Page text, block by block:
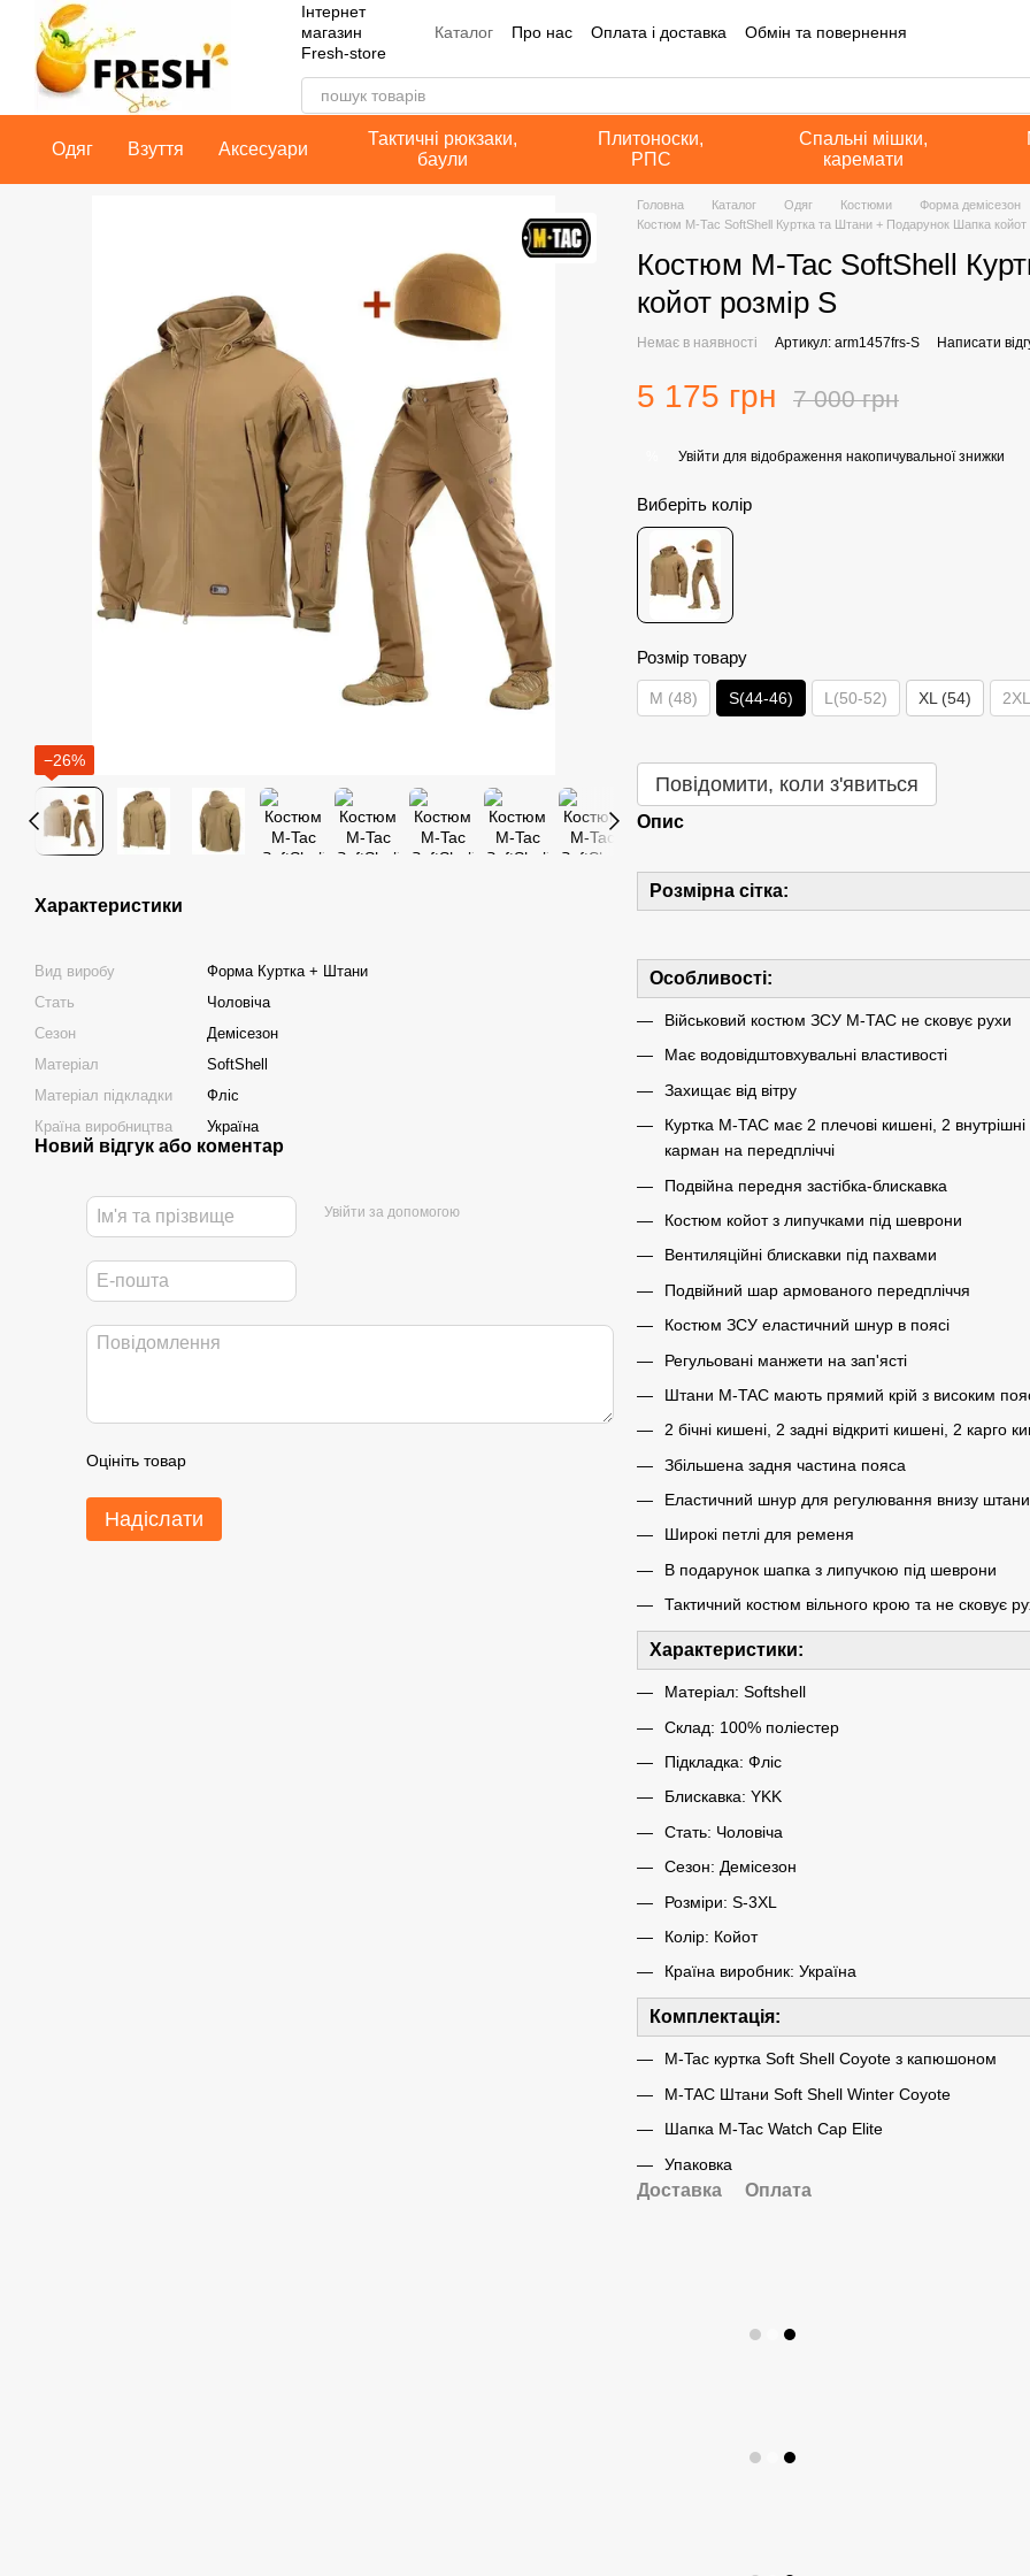
Перейти до основного контенту
Інтернет
магазин
Fresh-store
Каталог Про нас Оплата і доставка
Обмін та повернення
Публічна оферта
Одяг Взуття Аксесуари
Тактичні рюкзаки,
баули
Плитоноски,
РПС
Спальні мішки,
каремати
−26%
Характеристики
Вид виробу
Форма Куртка + Штани
Стать
Чоловіча
Сезон
Демісезон
Матеріал
SoftShell
Матеріал підкладки
Фліс
Країна виробництва
Україна
Новий відгук або коментар
Увійти за допомогою
Оцініть товар
Надіслати
Головна Каталог Одяг Костюми
Форма демісезон
Костюм M-Tac SoftShell Куртка та Штани + Подарунок Шапка койот
Костюм M-Tac SoftShell
койот розмір S
Немає в наявності Артикул: arm1457frs-S Написати
5 175 грн 7 000 грн
Увійти для відображення накопичувальної знижки
Виберіть колір
Розмір товару
M (48) S(44-46) L(50-52) XL (54)
Повідомити, коли з'явиться
Опис
Розмірна сітка:
Особливості:
Військовий костюм ЗСУ M-TAC не сковує рухи
Має водовідштовхувальні властивості
Захищає від вітру
Куртка M-TAC має 2 плечові кишені, 2
карман на передпліччі
Подвійна передня застібка-блискавка
Костюм койот з липучками під шеврони
Вентиляційні блискавки під пахвами
Подвійний шар армованого передпліччя
Костюм ЗСУ еластичний шнур в поясі
Регульовані манжети на зап'ясті
Штани M-TAC мають прямий крій з високим
2 бічні кишені, 2 задні відкриті кишені, 2 карго
Збільшена задня частина пояса
Еластичний шнур для регулювання внизу
Широкі петлі для ременя
В подарунок шапка з липучкою під шеврони
Тактичний костюм вільного крою та не сковує
Характеристики:
Матеріал: Softshell
Склад: 100% поліестер
Підкладка: Фліс
Блискавка: YKK
Стать: Чоловіча
Сезон: Демісезон
Розміри: S-3XL
Колір: Койот
Країна виробник: Україна
Комплектація:
M-Tac куртка Soft Shell Coyote з капюшоном
M-TAC Штани Soft Shell Winter Coyote
Шапка M-Tac Watch Cap Elite
Упаковка
Доставка Оплата